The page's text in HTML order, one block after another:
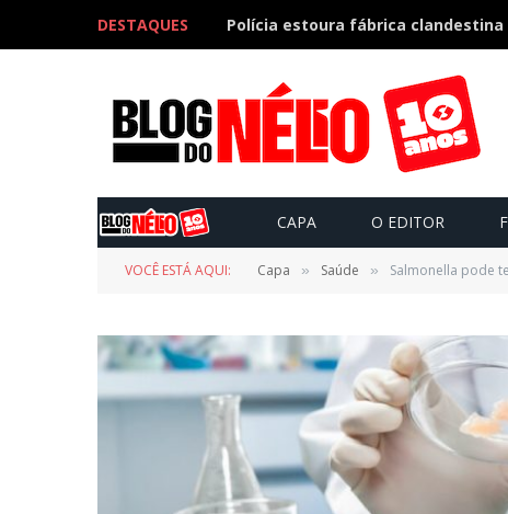
DESTAQUES
CAPA O EDITOR
VOCÊ ESTÁ AQUI: Capa » Saúde » Salmonella pode